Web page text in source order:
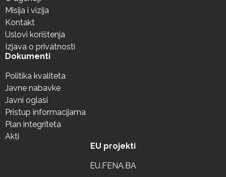
Misija i vizija
Kontakt
Uslovi korištenja
Izjava o privatnosti
Dokumenti
Politika kvaliteta
Javne nabavke
Javni oglasi
Pristup informacijama
Plan integriteta
Akti
EU projekti
EU.FENA.BA